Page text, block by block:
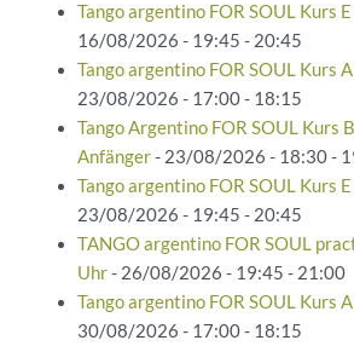
Tango argentino FOR SOUL Kurs
16/08/2026 - 19:45 - 20:45
Tango argentino FOR SOUL Kurs
23/08/2026 - 17:00 - 18:15
Tango Argentino FOR SOUL Kurs
Anfänger- 23/08/2026 - 18:30 -
Tango argentino FOR SOUL Kurs
23/08/2026 - 19:45 - 20:45
TANGO argentino FOR SOUL
Uhr- 26/08/2026 - 19:45 - 21:00
Tango argentino FOR SOUL Kurs
30/08/2026 - 17:00 - 18:15